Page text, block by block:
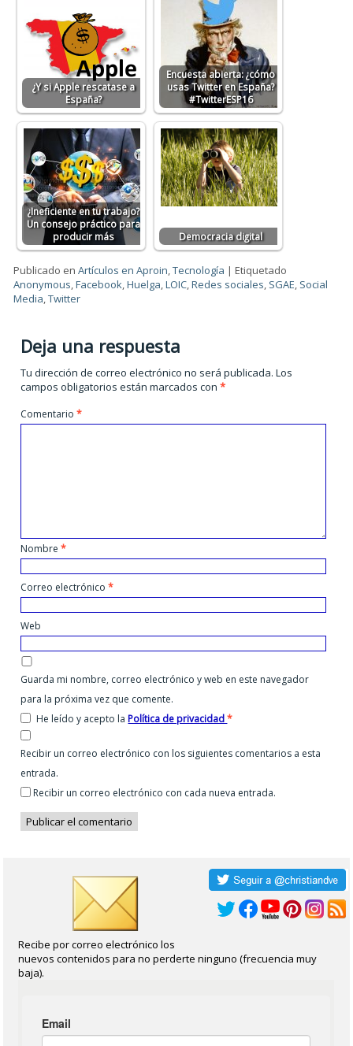
¿Y si Apple rescatase a
España?
Encuesta abierta: ¿cómo
usas Twitter en España?
#TwitterESP16
¿Ineficiente en tu trabajo?
Un consejo práctico para
producir más
Democracia digital
Publicado en Artículos en Aproin,Tecnología |Etiquetado
Anonymous,Facebook,Huelga,LOIC,Redes sociales, SGAE, Social
Media,Twitter
Deja una respuesta
Tu dirección de correo electrónico no será publicada. Los
campos obligatorios están marcados con*
Comentario*
Nombre*
Correo electrónico*
Web
Guarda mi nombre, correo electrónico y web en este navegador
para la próxima vez que comente.
He leído y acepto laPolítica de privacidad*
Recibir un correo electrónico con los siguientes comentarios a esta
entrada.
Recibir un correo electrónico con cada nueva entrada.
Recibe por correo electrónico los
nuevos contenidos para no perderte ninguno (frecuencia muy
baja).